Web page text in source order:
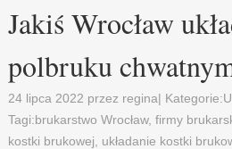
Jakiś Wrocław
polbruku
24 lipca 2022 przez regina| Kategorie:
Tagi:brukarstwo Wrocław,firmy
kostki brukowej
układanie kostki